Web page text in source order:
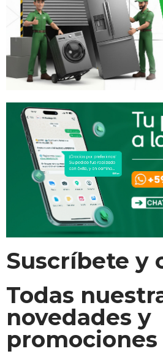
Suscríbete y
Todas
novedades y
promociones